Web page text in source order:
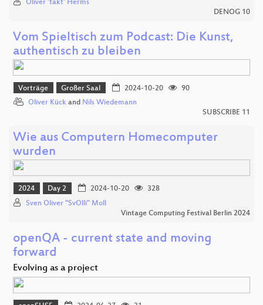
Oliver 'takt' Herms
DENOG 10
Vom Spieltisch zum Podcast: Die Kunst,
authentisch zu bleiben
Vorträge Großer Saal 2024-10-20
90
Oliver Kück and Nils Wiedemann
SUBSCRIBE 11
Wie aus Computern Homecomputer
wurden
2024 Day 2 2024-10-20
328
Sven Oliver "SvOlli" Moll
Vintage Computing Festival Berlin 2024
openQA - current state and moving
forward
Evolving as a project